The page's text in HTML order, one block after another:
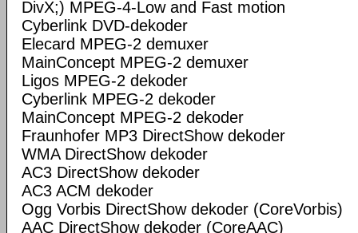
DivX;) MPEG-4-Low and Fast motion
Cyberlink DVD-dekoder
Elecard MPEG-2 demuxer
MainConcept MPEG-2 demuxer
Ligos MPEG-2 dekoder
Cyberlink MPEG-2 dekoder
MainConcept MPEG-2 dekoder
Fraunhofer MP3 DirectShow dekoder
WMA DirectShow dekoder
AC3 DirectShow dekoder
AC3 ACM dekoder
Ogg Vorbis DirectShow dekoder (CoreVorbis)
AAC DirectShow dekoder (CoreAAC)